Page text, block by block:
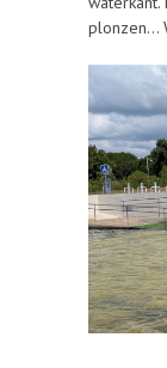
plonzen…